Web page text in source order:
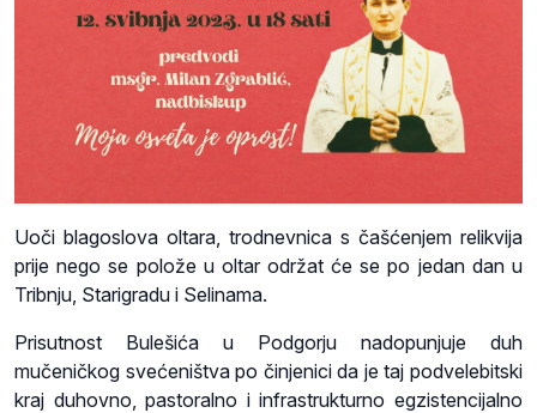
Uoči blagoslova oltara, trodnevnica s čašćenjem relikvija
prije nego se polože u oltar održat će se po jedan dan u
Tribnju, Starigradu i Selinama.
Prisutnost Bulešića u Podgorju nadopunjuje duh
mučeničkog svećeništva po činjenici da je taj podvelebitski
kraj duhovno, pastoralno i infrastrukturno egzistencijalno